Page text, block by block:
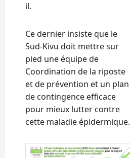
il.
Ce dernier insiste que le
Sud-Kivu doit mettre sur
pied une équipe de
Coordination de la riposte
et de prévention et un plan
de contingence efficace
pour mieux lutter contre
cette maladie épidermique.